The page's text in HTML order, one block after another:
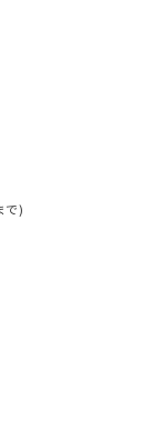
で)